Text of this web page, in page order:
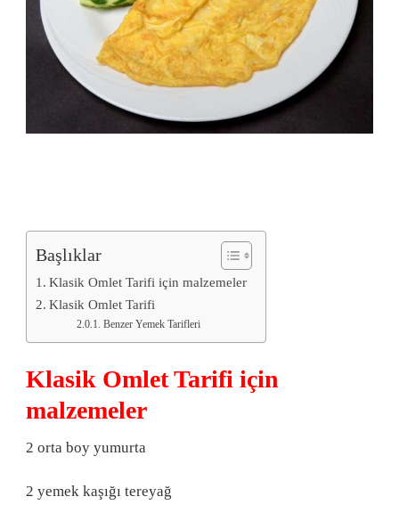
Başlıklar
Klasik Omlet Tarifi için malzemeler
Klasik Omlet Tarifi
Benzer Yemek Tarifleri
Klasik Omlet Tarifi için
malzemeler
2 orta boy yumurta
2 yemek kaşığı tereyağ